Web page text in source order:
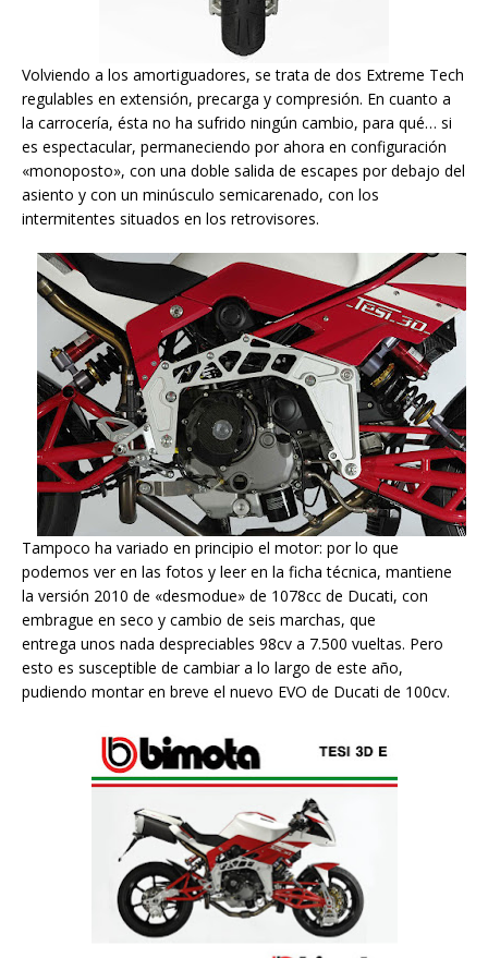
Volviendo a los amortiguadores, se trata de dos Extreme Tech
regulables en extensión, precarga y compresión. En cuanto a
la carrocería, ésta no ha sufrido ningún cambio, para qué… si
es espectacular, permaneciendo por ahora en configuración
«monoposto», con una doble salida de escapes por debajo del
asiento y con un minúsculo semicarenado, con los
intermitentes situados en los retrovisores.
Tampoco ha variado en principio el motor: por lo que
podemos ver en las fotos y leer en la ficha técnica, mantiene
la versión 2010 de «desmodue» de 1078cc de Ducati, con
embrague en seco y cambio de seis marchas, que
entrega unos nada despreciables 98cv a 7.500 vueltas. Pero
esto es susceptible de cambiar a lo largo de este año,
pudiendo montar en breve el nuevo EVO de Ducati de 100cv.